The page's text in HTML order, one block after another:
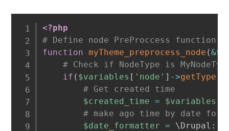
<?php
# Define node PreProccess function
function myTheme_preprocess_node (&
# Check if NodeType is
if ( $variables [ 'node' ] ->getType
# Get created time
$created_time = $variables
# make ago time by date
$date_formatter = \Drupal :